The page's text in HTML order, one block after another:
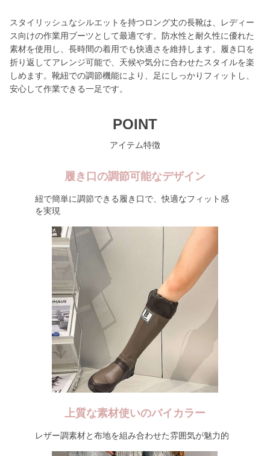
スタイリッシュなシルエットを持つロング丈の長靴は、レディー
ス向けの作業用ブーツとして最適です。防水性と耐久性に優れた
素材を使用し、長時間の着用でも快適さを維持します。履き口を
折り返してアレンジ可能で、天候や気分に合わせたスタイルを楽
しめます。靴紐での調節機能により、足にしっかりフィットし、
安心して作業できる一足です。
POINT
アイテム特徴
履き口の調節可能なデザイン
紐で簡単に調節できる履き口で、快適なフィット感
を実現
上質な素材使いのバイカラー
レザー調素材と布地を組み合わせた雰囲気が魅力的